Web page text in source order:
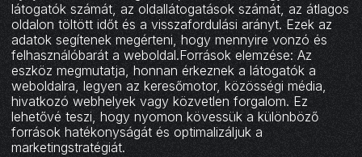
látogatók számát, az oldallátogatások számát, az átlagos
oldalon töltött időt és a visszafordulási arányt. Ezek az
adatok segítenek megérteni, hogy mennyire vonzó és
felhasználóbarát a weboldal.Források elemzése: Az
eszköz megmutatja, honnan érkeznek a látogatók a
weboldalra, legyen az keresőmotor, közösségi média,
hivatkozó webhelyek vagy közvetlen forgalom. Ez
lehetővé teszi, hogy nyomon kövessük a különböző
források hatékonyságát és optimalizáljuk a
marketingstratégiát.